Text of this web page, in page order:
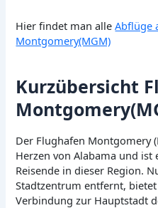
Hier findet man alleAbflüge
Montgomery(MGM)
Kurzübersicht
Der Flughafen Montgomery
Herzen von Alabama und
Reisende in dieser Region.
Stadtzentrum entfernt,
Verbindung zur Hauptstadt